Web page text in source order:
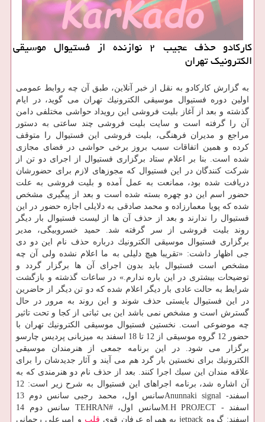
كاركادو حذف عجیب ۲ نوازنده از فستیوال موسیقی
الكترونیك تهران
به گزارش كاركادو به نقل از خبر آنلاین، طبق آن چه روابط عمومی
اولین دوره فستیوال موسیقی الكترونیك تهران می گوید، در ایام
گذشته و بعد از آغاز بلیت فروشی این رویداد حواشی مختلفی دامن
آن را گرفته است و سایت بلیت فروشی چند ساعتی به دستور
مراجع و مدیران فرهنگی، بلیت فروشی این فستیوال را متوقف
كرده و همین اتفاقات سبب بروز برخی حواشی در فضای مجازی
شده است. بنا بر اعلام ستاد برگزاری فستیوال از اجرای دو تن از
شركت كنندگان در این فستیوال كه مجوزهای لازم برای حضورشان
دریافت شده بود، ممانعت به عمل آمده و بلیت فروشی به علت
حضور اسم این دو چهره بسته شده است و بعد از پیگیری مشخص
شده كه پویا معمارزاده و محمد صادقی به دلایلی اجازه حضور در این
فستیوال را ندارند و بعد از حذف آن ها از لیست فستیوال بار دیگر
روند بلیت فروشی از سر گرفته شد. حمید خسروبیگی، مدیر
برگزاری فستیوال موسیقی الكترونیك درباره حذف نام این دو دی
جی اظهار داشت: «تقریبا هیچ دلیلی به ما اعلام نشده ولی آن چه
مشخص است فستیوال باید بدون اجرای آن ها برگزار گردد و
توضیحات بیشتری در این باره ندارم.» در ساعات گذشته و بازگشت
شرایط به حالت عادی بار دیگر اعلام شده كه دو تن دیگر از حاضرین
در این فستیوال بایستی حذف شوند و این روند به مرور در حال
گسترش است و مشخص نمی باشد این بی ثباتی از كجا و تحت تاثیر
چه موضوعی است. نخستین فستیوال موسیقی الكترونیك تهران با
حضور 12 گروه موسیقی از 12 تا 18 اسفند به میزبانی پردیس چارسو
برگزار می شود. در این برنامه جمعی از هنرمندان موسیقی
الكترونیك برای نخستین بار گرد هم می آیند و آثار جدیدشان را برای
علاقه مندان این سبك اجرا كنند. بعد از حذف نام دو هنرمندی كه به
آن اشاره شد، برنامه اجراهای این فستیوال به شرح زیر است: 12
اسفند- Anunnaki signalسانس اول، محمد رجبی سانس دوم 13
اسفند - M.H PROJECTسانس اول، #TEHRAN سانس دوم 14
اسفند: گروه jetpack به همراه عرفان قوی
قلب و امیرعلی رحمانی